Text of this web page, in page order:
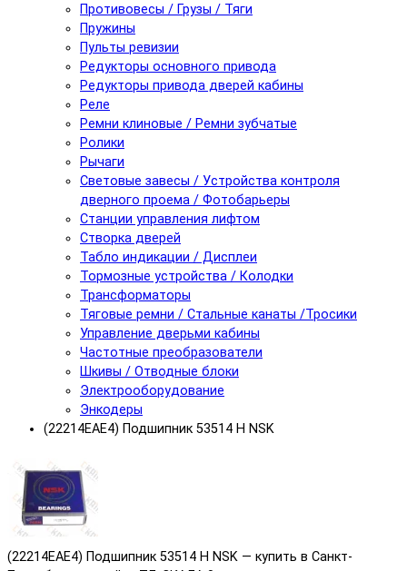
Противовесы / Грузы / Тяги
Пружины
Пульты ревизии
Редукторы основного привода
Редукторы привода дверей кабины
Реле
Ремни клиновые / Ремни зубчатые
Ролики
Рычаги
Световые завесы / Устройства контроля
дверного проема / Фотобарьеры
Станции управления лифтом
Створка дверей
Табло индикации / Дисплеи
Тормозные устройства / Колодки
Трансформаторы
Тяговые ремни / Стальные канаты /Тросики
Управление дверьми кабины
Частотные преобразователи
Шкивы / Отводные блоки
Электрооборудование
Энкодеры
(22214ЕАЕ4) Подшипник 53514 Н NSK
(22214ЕАЕ4) Подшипник 53514 Н NSK — купить в Санкт-